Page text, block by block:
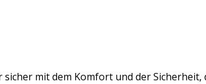
sicher mit dem Komfort und der